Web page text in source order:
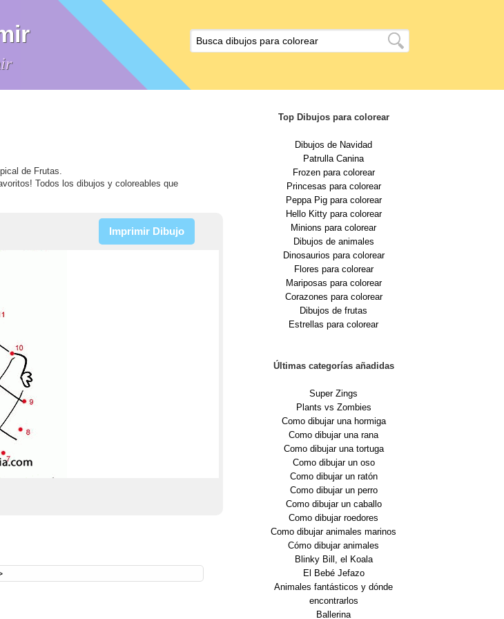
de Frutas.
Todos los dibujos y coloreables que
Imprimir Dibujo
Top Dibujos para colorear
Dibujos de Navidad
Patrulla Canina
Frozen para colorear
Princesas para colorear
Peppa Pig para colorear
Hello Kitty para colorear
Minions para colorear
Dibujos de animales
Dinosaurios para colorear
Flores para colorear
Mariposas para colorear
Corazones para colorear
Dibujos de frutas
Estrellas para colorear
Últimas categorías añadidas
Super Zings
Plants vs Zombies
Como dibujar una hormiga
Como dibujar una rana
Como dibujar una tortuga
Como dibujar un oso
Como dibujar un ratón
Como dibujar un perro
Como dibujar un caballo
Como dibujar roedores
Como dibujar animales marinos
Cómo dibujar animales
Blinky Bill, el Koala
El Bebé Jefazo
Animales fantásticos y dónde
encontrarlos
Ballerina